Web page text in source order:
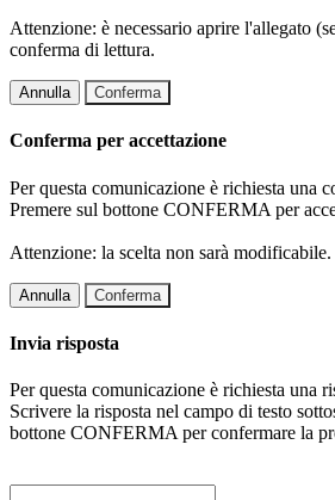
Attenzione: è necessario aprire l'allegato
conferma di lettura.
Annulla Conferma
Conferma per accettazione
Per questa comunicazione è richiesta una
Premere sul bottone CONFERMA per
Attenzione: la scelta non sarà modificabile.
Annulla Conferma
Invia risposta
Per questa comunicazione è richiesta una
Scrivere la risposta nel campo di testo
bottone CONFERMA per confermare la